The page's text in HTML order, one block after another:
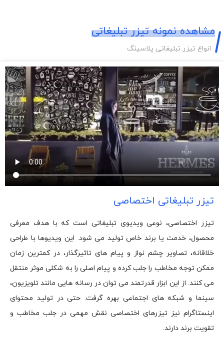
مشاهده نمونه تیزر تبلیغاتی
انواع تیزر تبلیغاتی پلاسینگ
تیزر تبلیغاتی اختصاصی
تیزر اختصاصی، نوعی ویدیوی تبلیغاتی است که با هدف معرفی
محصول، خدمت یا برند خاص تولید می شود. این ویدیوها با طراحی
خلاقانه، تصاویر چشم نواز و پیام های تاثیرگذار، در کمترین زمان
ممکن توجه مخاطب را جلب کرده و پیام اصلی را به شکلی موثر منتقل
می کنند. از این ابزار قدرتمند می توان در رسانه هایی مانند تلویزیون،
سینما و شبکه های اجتماعی بهره گرفت. حتی در تولید محتوای
اینستاگرام نیز تیزرهای اختصاصی نقش مهمی در جلب مخاطب و
تقویت برند دارند.